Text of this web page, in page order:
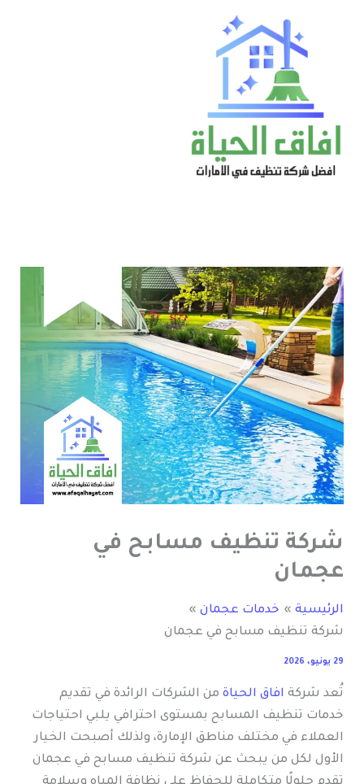
شركة تنظيف مسابح في
عجمان
الرئيسية
خدمات عجمان
شركة تنظيف مسابح في عجمان
29 يونيو، 2026
تُعد شركة افاق الحياة من الشركات الرائدة في تقديم
خدمات تنظيف المسابح بمستوى احترافي يلبي احتياجات
العملاء في مختلف مناطق الإمارة، ولذلك أصبحت الخيار
الأول لكل من يبحث عن شركة تنظيف مسابح في عجمان